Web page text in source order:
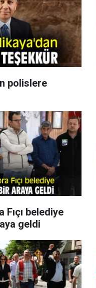
polislere
Fıçı belediye
geldi